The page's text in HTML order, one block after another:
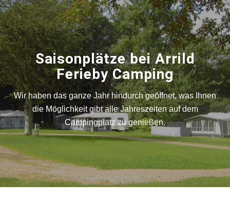
Saisonplätze bei Arrild
Ferieby Camping
Wir haben das ganze Jahr hindurch geöffnet, was Ihnen
die Möglichkeit gibt alle Jahreszeiten auf dem
Campingplatz zu genießen.